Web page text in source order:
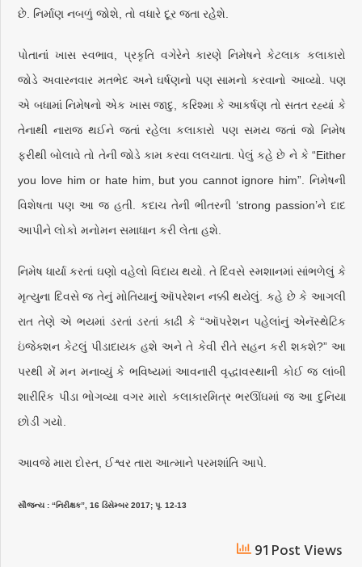
છે. નિર્માણ નબળું જોશે, તો વધારે દૂર જતા રહેેશે.
પોતાનાં ખાસ સ્વભાવ, પ્રકૃતિ વગેરેને કારણે નિમેષને કેટલાક કલાકારો
જોડે અવારનવાર મતભેદ અને ઘર્ષણનો પણ સામનો કરવાનો આવ્યો. પણ
એ બધામાં નિમેષનો એક ખાસ જાદુ, કરિશ્મા કે આકર્ષણ તો સતત રહ્યાં કે
તેનાથી નારાજ થઈને જતાં રહેલા કલાકારો પણ સમય જતાં જો નિમેષ
ફરીથી બોલાવે તો તેની જોડે કામ કરવા લલચાતા. પેલું કહે છે ને કે “Either
you love him or hate him, but you cannot ignore him”. નિમેષની
વિશેષતા પણ આ જ હતી. કદાચ તેની ભીતરની ‘strong passion’ને દાદ
આપીને લોકો મનોમન સમાધાન કરી લેતા હશે.
નિમેષ ધાર્યા કરતાં ઘણો વહેલો વિદાય થયો. તે દિવસે સ્મશાનમાં સાંભળેલું કે
મૃત્યુના દિવસે જ તેનું મોતિયાનું ઑપરેશન નક્કી થયેલું. કહે છે કે આગલી
રાત તેણે એ ભયમાં ડરતાં ડરતાં કાઢી કે “ઑપરેશન પહેલાંનું એનૅસ્થેટિક
ઇંજેક્શન કેટલું પીડાદાયક હશે અને તે કેવી રીતે સહન કરી શકશે?” આ
પરથી મેં મન મનાવ્યું કે ભવિષ્યમાં આવનારી વૃદ્ધાવસ્થાની કોઈ જ લાંબી
શારીરિક પીડા ભોગવ્યા વગર મારો કલાકારમિત્ર ભરઊંઘમાં જ આ દુનિયા
છોડી ગયો.
આવજે મારા દોસ્ત, ઈશ્વર તારા આત્માને પરમશાંતિ આપે.
સૌજન્ય : “નિરીક્ષક”, 16 ડિસેમ્બર 2017; પૃ. 12-13
91 Post Views